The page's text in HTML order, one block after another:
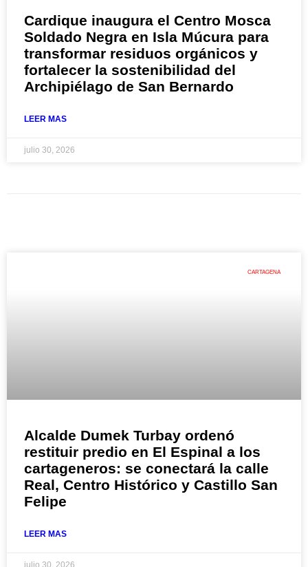
Cardique inaugura el Centro Mosca
Soldado Negra en Isla Múcura para
transformar residuos orgánicos y
fortalecer la sostenibilidad del
Archipiélago de San Bernardo
LEER MAS
julio 30, 2026
CARTAGENA
Alcalde Dumek Turbay ordenó
restituir predio en El Espinal a los
cartageneros: se conectará la calle
Real, Centro Histórico y Castillo San
Felipe
LEER MAS
julio 30, 2026